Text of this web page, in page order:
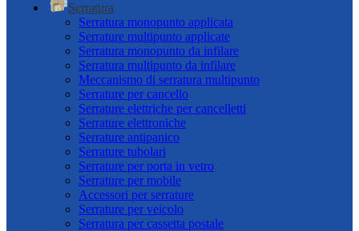
Serratura
Serratura monopunto applicata
Serrature multipunto applicate
Serratura monopunto da infilare
Serratura multipunto da infilare
Meccanismo di serratura multipunto
Serrature per cancello
Serrature elettriche per cancelletti
Serrature elettroniche
Serrature antipanico
Serrature tubolari
Serrature per porta in vetro
Serrature per mobile
Accessori per serrature
Serrature per veicolo
Serratura per cassetta postale